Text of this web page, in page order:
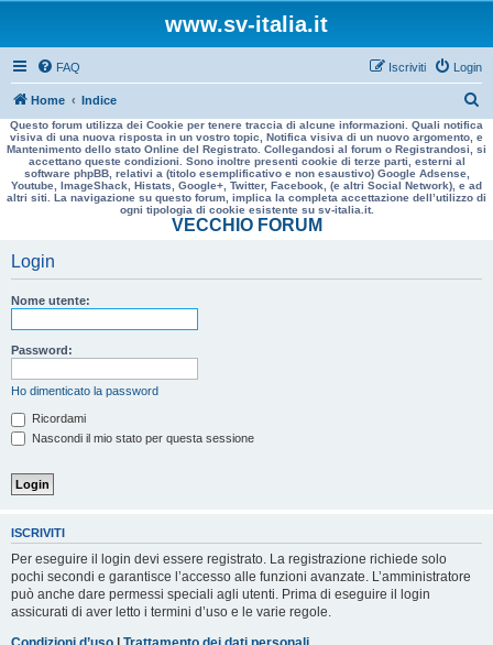
www.sv-italia.it
FAQ Login
Iscriviti
Home Indice
e
r
a
Questo forum utilizza dei Cookie per tenere traccia di alcune informazioni. Quali notifica
visiva di una nuova risposta in un vostro topic, Notifica visiva di un nuovo argomento, e
Mantenimento dello stato Online del Registrato. Collegandosi al forum o Registrandosi, si
accettano queste condizioni. Sono inoltre presenti cookie di terze parti, esterni al
software phpBB, relativi a (titolo esemplificativo e non esaustivo) Google Adsense,
Youtube, ImageShack, Histats, Google+, Twitter, Facebook, (e altri Social Network), e ad
altri siti. La navigazione su questo forum, implica la completa accettazione dell’utilizzo di
ogni tipologia di cookie esistente su sv-italia.it.
VECCHIO FORUM
Login
Nome utente:
Password:
Ho dimenticato la password
Ricordami
Nascondi il mio stato per questa sessione
ISCRIVITI
Per eseguire il login devi essere registrato. La registrazione richiede solo
pochi secondi e garantisce l’accesso alle funzioni avanzate. L’amministratore
può anche dare permessi speciali agli utenti. Prima di eseguire il login
assicurati di aver letto i termini d’uso e le varie regole.